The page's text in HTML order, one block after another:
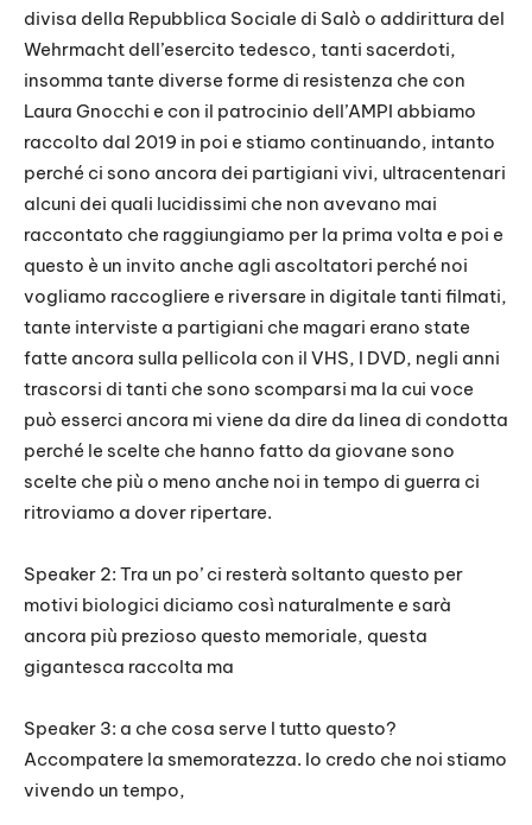
divisa della Repubblica Sociale di Salò o addirittura del
Wehrmacht dell’esercito tedesco, tanti sacerdoti,
insomma tante diverse forme di resistenza che con
Laura Gnocchi e con il patrocinio dell’AMPI abbiamo
raccolto dal 2019 in poi e stiamo continuando, intanto
perché ci sono ancora dei partigiani vivi, ultracentenari
alcuni dei quali lucidissimi che non avevano mai
raccontato che raggiungiamo per la prima volta e poi e
questo è un invito anche agli ascoltatori perché noi
vogliamo raccogliere e riversare in digitale tanti filmati,
tante interviste a partigiani che magari erano state
fatte ancora sulla pellicola con il VHS, I DVD, negli anni
trascorsi di tanti che sono scomparsi ma la cui voce
può esserci ancora mi viene da dire da linea di condotta
perché le scelte che hanno fatto da giovane sono
scelte che più o meno anche noi in tempo di guerra ci
ritroviamo a dover ripertare.
Speaker 2: Tra un po’ ci resterà soltanto questo per
motivi biologici diciamo così naturalmente e sarà
ancora più prezioso questo memoriale, questa
gigantesca raccolta ma
Speaker 3: a che cosa serve I tutto questo?
Accompatere la smemoratezza. Io credo che noi stiamo
vivendo un tempo,